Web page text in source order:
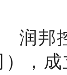
邦控
），